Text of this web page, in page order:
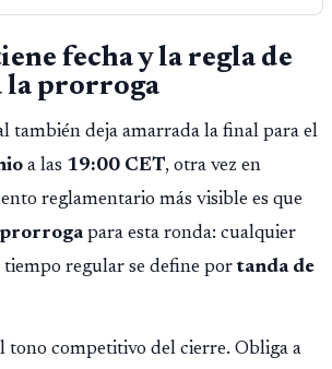
fecha y la regla de
la prorroga
también deja amarrada la final para el
a las 19:00 CET, otra vez en
reglamentario más visible es que
prorrogapara esta ronda: cualquier
regular se define portanda de
tono competitivo del cierre. Obliga a